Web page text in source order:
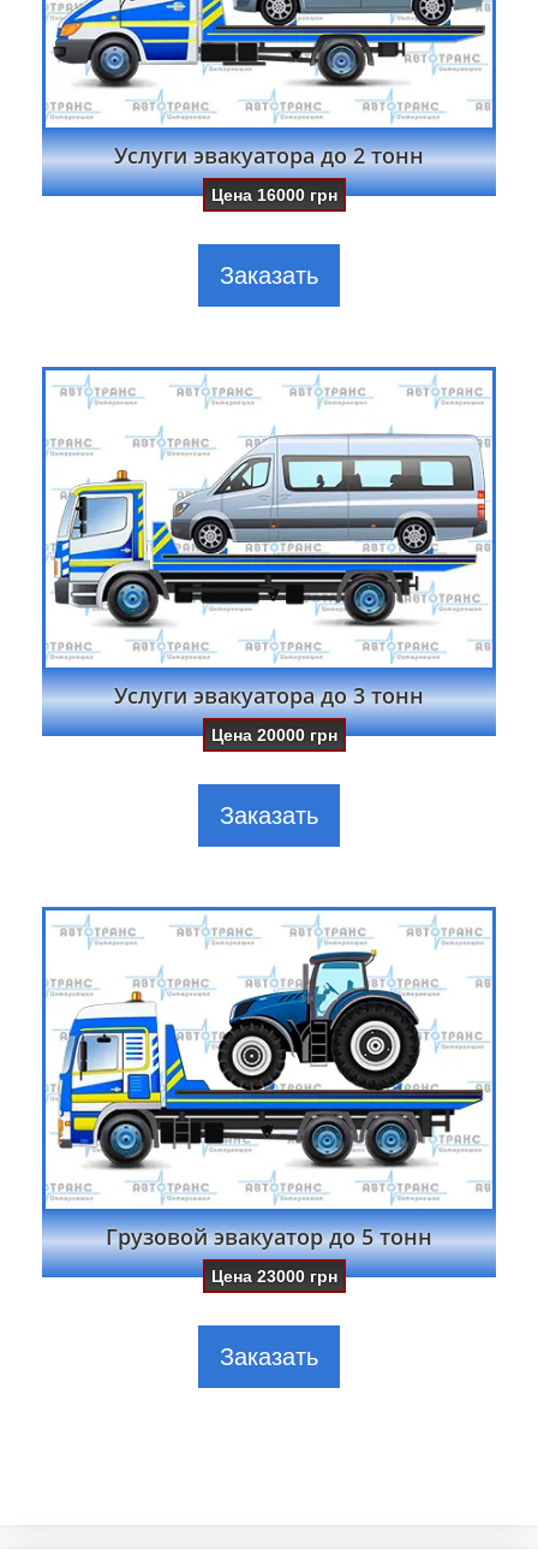
Услуги эвакуатора до 2 тонн
Цена16000 грн
Заказать
Услуги эвакуатора до 3 тонн
Цена20000 грн
Заказать
Грузовой эвакуатор до 5 тонн
Цена23000 грн
Заказать